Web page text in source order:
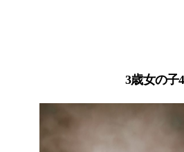
3歳女の子4